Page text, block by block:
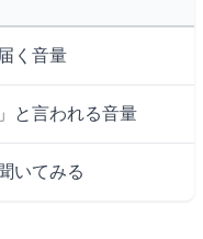
く音量
と言われる音量
いてみる